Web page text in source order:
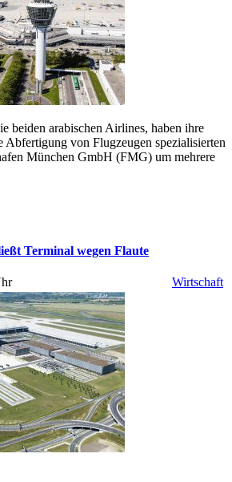
beiden arabischen Airlines, haben ihre
Abfertigung von Flugzeugen spezialisierten
München GmbH (FMG) um mehrere
Terminal wegen Flaute
Wirtschaft